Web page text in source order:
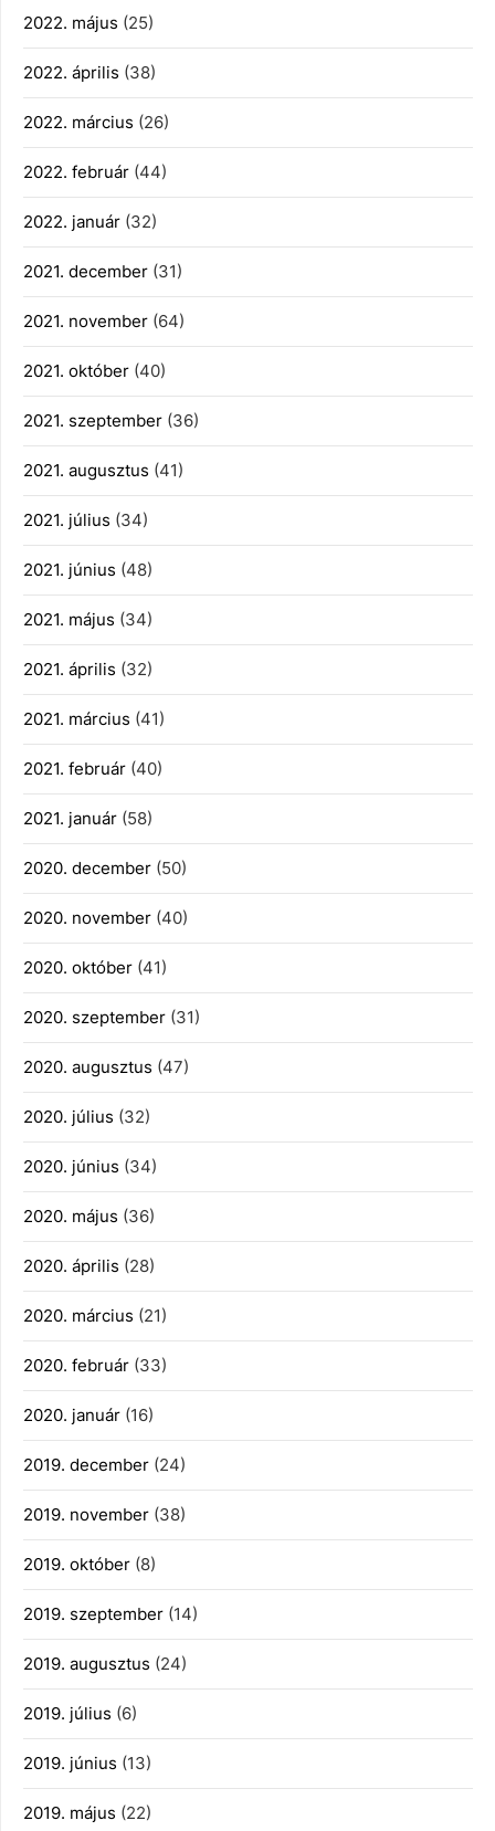
2022. május (25)
2022. április (38)
2022. március (26)
2022. február (44)
2022. január (32)
2021. december (31)
2021. november (64)
2021. október (40)
2021. szeptember (36)
2021. augusztus (41)
2021. július (34)
2021. június (48)
2021. május (34)
2021. április (32)
2021. március (41)
2021. február (40)
2021. január (58)
2020. december (50)
2020. november (40)
2020. október (41)
2020. szeptember (31)
2020. augusztus (47)
2020. július (32)
2020. június (34)
2020. május (36)
2020. április (28)
2020. március (21)
2020. február (33)
2020. január (16)
2019. december (24)
2019. november (38)
2019. október (8)
2019. szeptember (14)
2019. augusztus (24)
2019. július (6)
2019. június (13)
2019. május (22)